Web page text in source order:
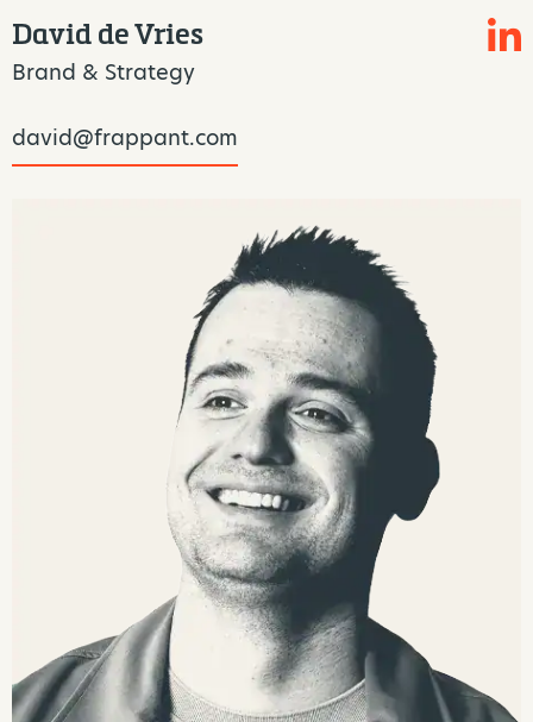
David de Vries
Brand & Strategy
david@frappant.com